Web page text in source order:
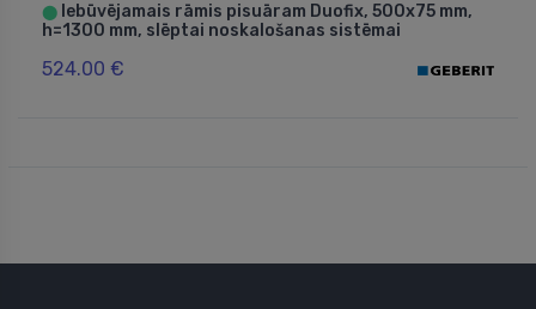
⬤ Iebūvējamais rāmis pisuāram Duofix, 500x75 mm,
h=1300 mm, slēptai noskalošanas sistēmai
524.00 €